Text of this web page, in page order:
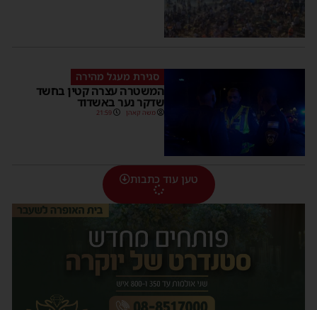
סגירת מעגל מהירה
המשטרה עצרה קטין בחשד
שדקר נער באשדוד
משה קאהן 21:59
טען עוד כתבות